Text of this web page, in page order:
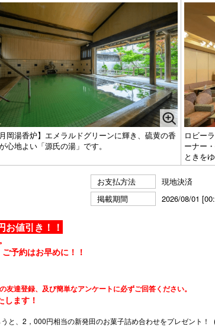
月岡湯香炉】エメラルドグリーンに輝き、硫黄の香
心地よい「源氏の湯」です。
ロビー
ーナー
ときを
お支払方法
現地決済
掲載期間 2026/08/01
値引き！！
予約はお早めに！！
達登録、及び簡単なアンケートに必ずご回答ください。
ます！
と、2，000円相当の新発田のお菓子詰め合わせをプレゼント！